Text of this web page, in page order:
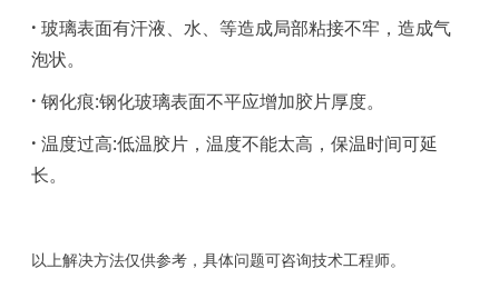
· 玻璃表面有汗液、水、等造成局部粘接不牢，造成气
泡状。
· 钢化痕:钢化玻璃表面不平应增加胶片厚度。
· 温度过高:低温胶片，温度不能太高，保温时间可延
长。
以上解决方法仅供参考，具体问题可咨询技术工程师。